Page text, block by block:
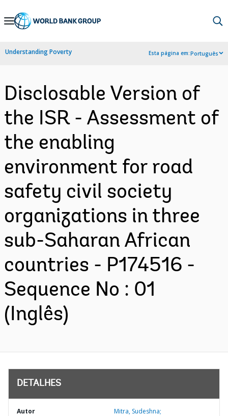
Skip
Navigation
Understanding Poverty Esta página em:Português
Disclosable Version of
the ISR - Assessment of
the enabling
environment for road
safety civil society
organizations in three
sub-Saharan African
countries - P174516 -
Sequence No : 01
(Inglês)
DETALHES
Autor Mitra, Sudeshna;